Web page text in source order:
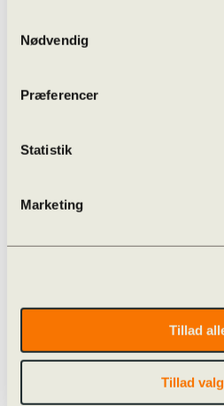
Nødvendig
Præferencer
Statistik
Marketing
Tillad
Tillad
Oversigt over
Læreplaner
Skriftligt arbejde
Studieplaner og